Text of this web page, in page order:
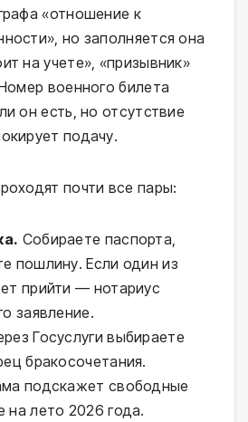
«отношение к
но заполняется она
на учете», «призывник»
военного билета
он есть, но отсутствие
подачу.
почти все пары:
Собираете паспорта,
пошлину. Если один из
прийти — нотариус
заявление.
Госуслуги выбираете
бракосочетания.
подскажет свободные
на лето 2026 года.